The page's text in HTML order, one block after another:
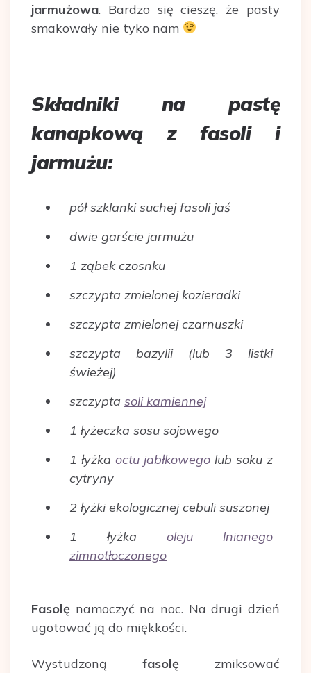
jarmużowa. Bardzo się cieszę, że pasty
smakowały nie tyko nam
Składniki na pastę
kanapkową z fasoli i
jarmużu:
pół szklanki suchej fasoli jaś
dwie garście jarmużu
1 ząbek czosnku
szczypta zmielonej kozieradki
szczypta zmielonej czarnuszki
szczypta bazylii (lub 3 listki
świeżej)
szczypta soli kamiennej
1 łyżeczka sosu sojowego
1 łyżka octu jabłkowego lub soku z
cytryny
2 łyżki ekologicznej cebuli suszonej
1 łyżka oleju lnianego
zimnotłoczonego
Fasolę namoczyć na noc. Na drugi dzień
ugotować ją do miękkości.
Wystudzoną fasolę zmiksować